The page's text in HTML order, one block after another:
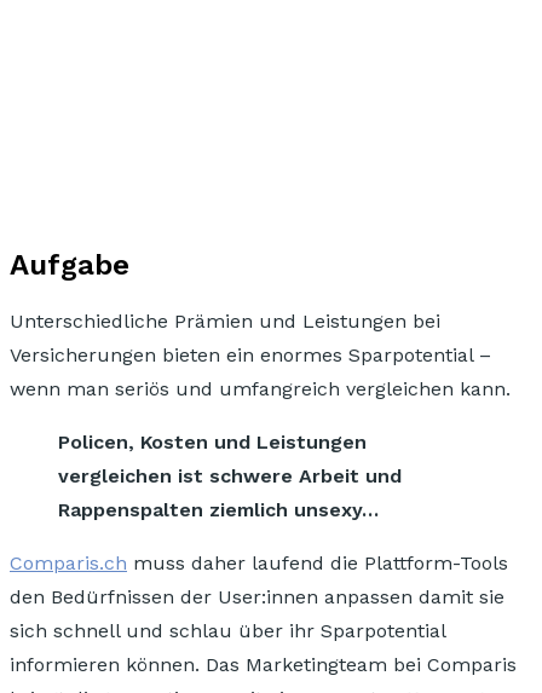
Aufgabe
Unterschiedliche Prämien und Leistungen bei
Versicherungen bieten ein enormes Sparpotential –
wenn man seriös und umfangreich vergleichen kann.
Policen, Kosten und Leistungen
vergleichen ist schwere Arbeit und
Rappenspalten ziemlich unsexy…
Comparis.ch muss daher laufend die Plattform-Tools
den Bedürfnissen der User:innen anpassen damit sie
sich schnell und schlau über ihr Sparpotential
informieren können. Das Marketingteam bei Comparis